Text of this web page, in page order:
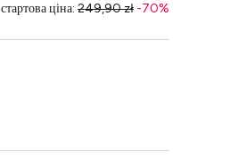
стартова ціна: 249,90 zł -70%